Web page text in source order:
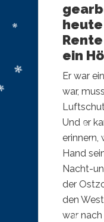
ein
Er war
war,
Und er
erinnern,
Hand
Nacht-
der
den
war